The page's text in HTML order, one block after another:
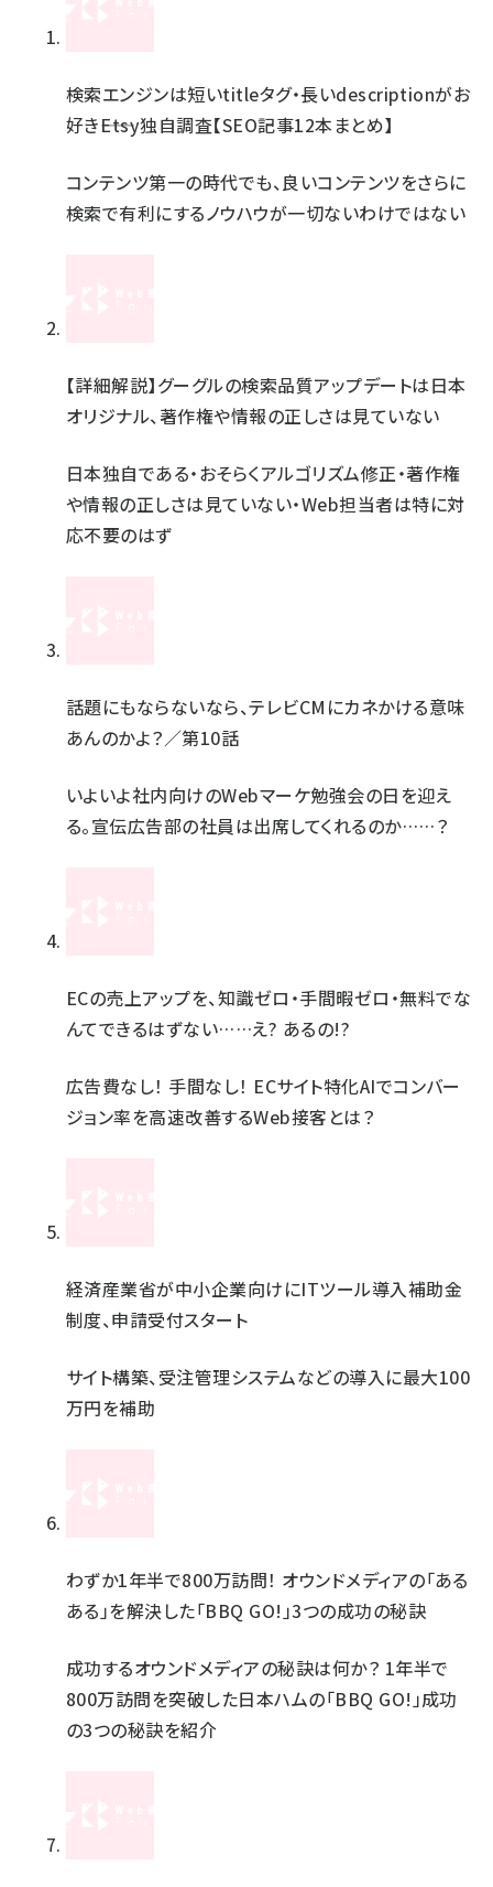
検索エンジンは短いtitleタグ・長いdescriptionがお
好き――Etsy独自調査【SEO記事12本まとめ】
コンテンツ第一の時代でも、良いコンテンツをさらに
検索で有利にするノウハウが一切ないわけではない
【詳細解説】グーグルの検索品質アップデートは日本
オリジナル、著作権や情報の正しさは見ていない
日本独自である・おそらくアルゴリズム修正・著作権
や情報の正しさは見ていない・Web担当者は特に対
応不要のはず
話題にもならないなら、テレビCMにカネかける意味
あんのかよ？／第10話
いよいよ社内向けのWebマーケ勉強会の日を迎え
る。宣伝広告部の社員は出席してくれるのか……？
ECの売上アップを、知識ゼロ・手間暇ゼロ・無料でな
んてできるはずない……え? あるの!?
広告費なし！ 手間なし！ ECサイト特化AIでコンバー
ジョン率を高速改善するWeb接客とは？
経済産業省が中小企業向けにITツール導入補助金
制度、申請受付スタート
サイト構築、受注管理システムなどの導入に最大100
万円を補助
わずか1年半で800万訪問！ オウンドメディアの「ある
ある」を解決した「BBQ GO!」3つの成功の秘訣
成功するオウンドメディアの秘訣は何か？ 1年半で
800万訪問を突破した日本ハムの「BBQ GO!」成功
の3つの秘訣を紹介